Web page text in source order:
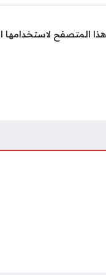
المتصفح لاستخدامها